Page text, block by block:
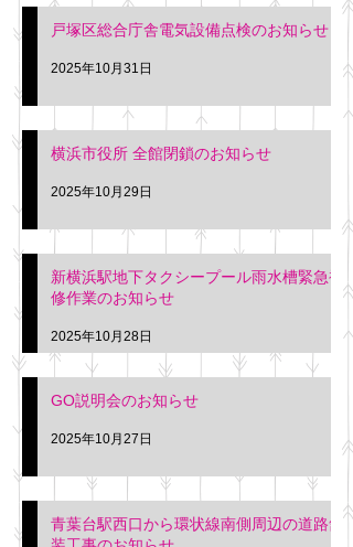
戸塚区総合庁舎電気設備点検のお知らせ
2025年10月31日
横浜市役所 全館閉鎖のお知らせ
2025年10月29日
新横浜駅地下タクシープール雨水槽緊急補
修作業のお知らせ
2025年10月28日
GO説明会のお知らせ
2025年10月27日
青葉台駅西口から環状線南側周辺の道路舗